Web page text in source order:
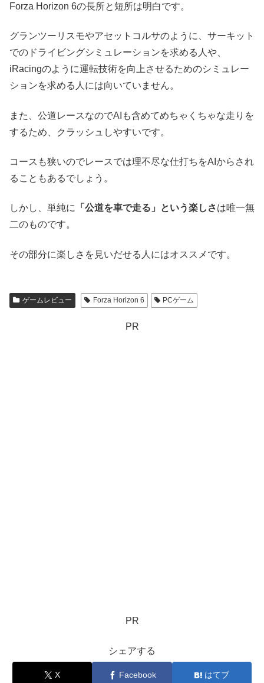
Forza Horizon 6の長所と短所は明白です。
グランツーリスモやアセットコルサのように、サーキット
でのドライビングシミュレーションを求める人や、
iRacingのように運転技術を向上させるためのシミュレー
ションを求める人には向いていません。
また、公道レースなのでAIも含めてめちゃくちゃな走りを
するため、クラッシュしやすいです。
コースも狭いのでレースでは理不尽な仕打ちをAIからされ
ることもあるでしょう。
しかし、単純に 「公道を車で走る」という楽しさは唯一無
二のものです。
その部分に楽しさを見いだせる人にはオススメです。
ゲームレビュー Forza Horizon 6 PCゲーム
PR
PR
シェアする
X Facebook はてブ